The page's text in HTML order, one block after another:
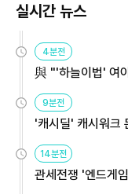
실시간 뉴스
4분전
與 "'하늘이법' 여
9분전
'캐시딜' 캐시워크
14분전
관세전쟁 '엔드게